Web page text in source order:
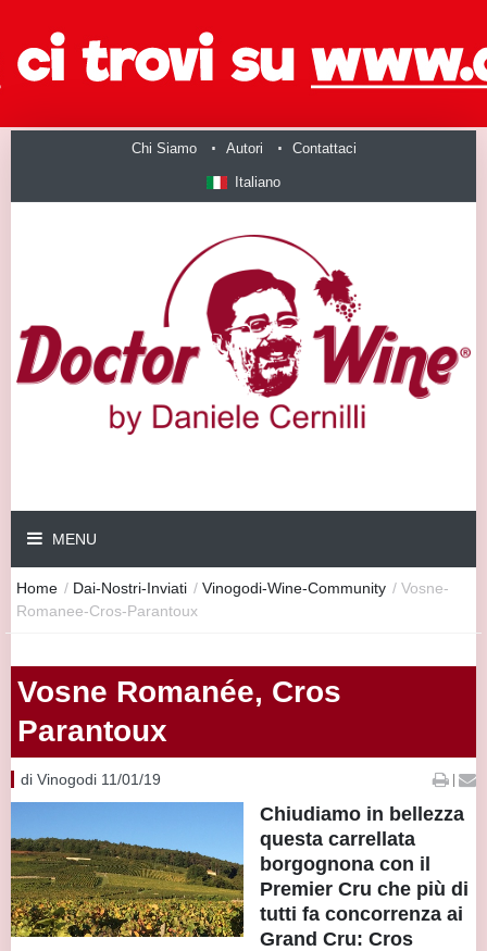
Chi Siamo Autori Contattaci
Italiano
MENU
Home / Dai-Nostri-Inviati / Vinogodi-Wine-Community / Vosne-
Romanee-Cros-Parantoux
Vosne Romanée, Cros
Parantoux
di Vinogodi 11/01/19 |
Chiudiamo in bellezza
questa carrellata
borgognona con il
Premier Cru che più di
tutti fa concorrenza ai
Grand Cru: Cros